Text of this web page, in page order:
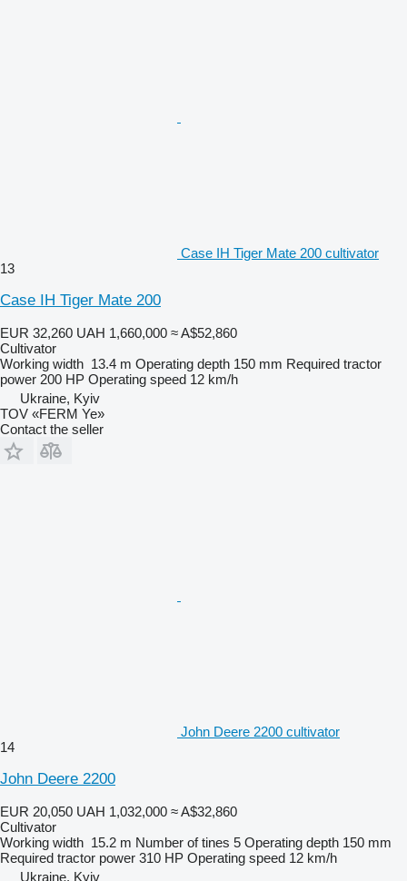
Case IH Tiger Mate 200 cultivator
13
Case IH Tiger Mate 200
EUR 32,260 UAH 1,660,000 ≈ A$52,860
Cultivator
Working width 13.4 m Operating depth 150 mm Required tractor
power 200 HP Operating speed 12 km/h
Ukraine, Kyiv
TOV «FERM Ye»
Contact the seller
John Deere 2200 cultivator
14
John Deere 2200
EUR 20,050 UAH 1,032,000 ≈ A$32,860
Cultivator
Working width 15.2 m Number of tines 5 Operating depth 150 mm
Required tractor power 310 HP Operating speed 12 km/h
Ukraine, Kyiv